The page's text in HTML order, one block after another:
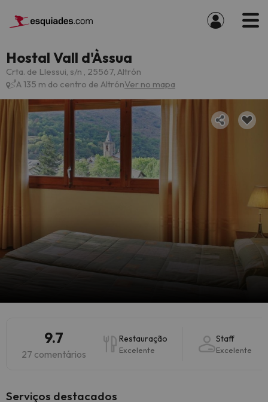
Hostal Vall d'Àssua
Crta. de Llessui, s/n , 25567, Altrón
A 135 m do centro de AltrónVer no mapa
9.7
27 comentários
Restauração
Excelente
Staff
Excelente
Serviços destacados